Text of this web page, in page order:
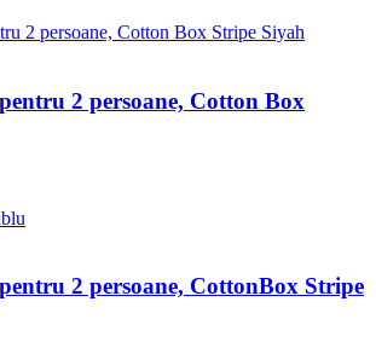
2 persoane, Cotton Box
2 persoane, CottonBox Stripe